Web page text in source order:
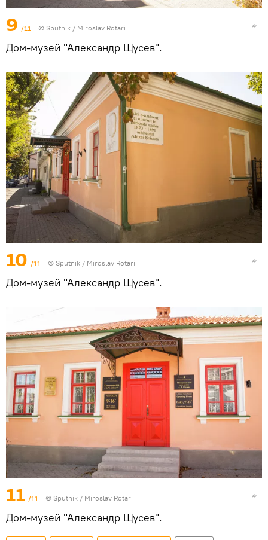
9 /11 © Sputnik / Miroslav Rotari
Дом-музей "Александр Щусев".
10 /11 © Sputnik / Miroslav Rotari
Дом-музей "Александр Щусев".
11 /11 © Sputnik / Miroslav Rotari
Дом-музей "Александр Щусев".